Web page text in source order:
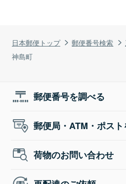
日本郵便トップ 郵便番号検索
神島町
郵便番号を調べる
郵便局・ATM・ポス
荷物のお問い合わせ